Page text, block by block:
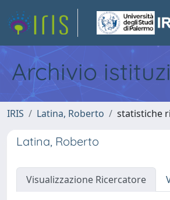
Archivio
IRIS Latina, Roberto statistiche
Latina, Roberto
Visualizzazione Ricercatore